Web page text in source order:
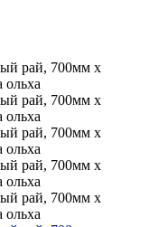
рай, 700мм х
ольха